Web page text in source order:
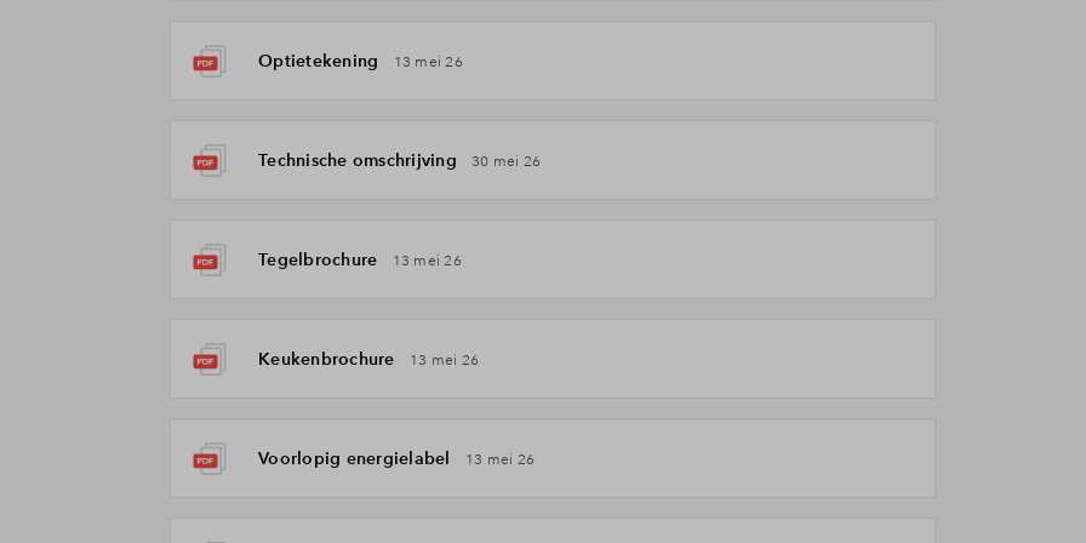
Optietekening 13 mei 26
Technische omschrijving 30 mei 26
Tegelbrochure 13 mei 26
Keukenbrochure 13 mei 26
Voorlopig energielabel 13 mei 26